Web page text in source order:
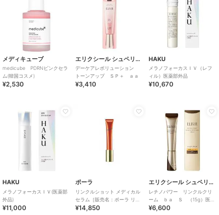
メディキューブ
medicube PDRNピンクセラ
ム(韓国コスメ)
¥2,530
エリクシール シュペリエル
デーケアレボリューション
トーンアップ ＳＰ＋ ａａ
¥3,410
HAKU
メラノフォーカスＩＶ（レフ
ィル）医薬部外品
¥10,670
HAKU
メラノフォーカスＩＶ(医薬部
外品)
¥11,000
ポーラ
リンクルショット メディカル
セラム［販売名：ポーラ リン
クルショット
¥14,850
エリクシール シュペリエル
レチノパワー リンクルクリ
ーム ｂａ Ｓ （15g）医薬
部外品
¥6,600